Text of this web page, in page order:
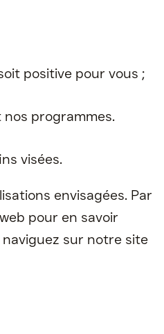
positive pour vous ;
programmes.
visées.
envisagées. Par
pour en savoir
sur notre site